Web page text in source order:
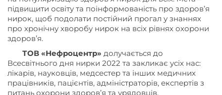
підвищити освіту та поінформованість про здоров’я
нирок, щоб подолати постійний прогал у знаннях
про хронічну хворобу нирок на всіх рівнях охорони
здоров’я.
ТОВ «Нефроцентр» долучається до
Всесвітнього дня нирки 2022 та закликає усіх нас:
лікарів, науковців, медсестер та інших медичних
працівників, пацієнтів, адміністраторів, експертів з
питань охорони здоров’я та урядовців,